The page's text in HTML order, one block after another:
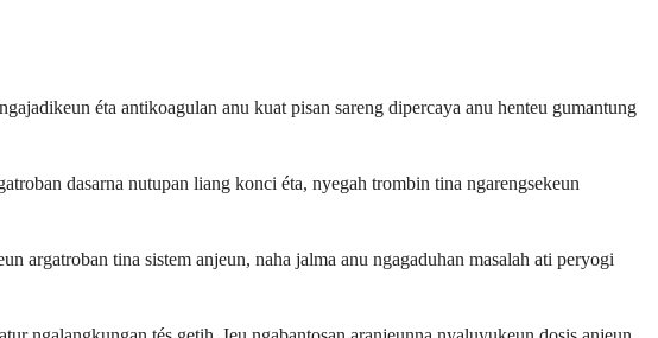
éta antikoagulan anu kuat pisan sareng dipercaya anu henteu gumantung
dasarna nutupan liang konci éta, nyegah trombin tina ngarengsekeun
argatroban tina sistem anjeun, naha jalma anu ngagaduhan masalah ati peryogi